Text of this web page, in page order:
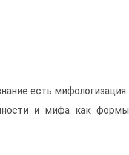
есть мифологизация.
и мифа как формы